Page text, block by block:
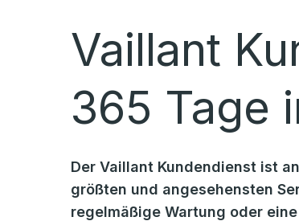
Vaillant
365 Tage
Der Vaillant Kundendienst ist
größten und angesehensten
regelmäßige Wartung oder